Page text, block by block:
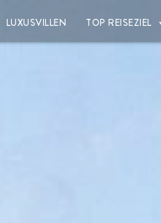
LUXUSVILLEN TOP REISEZIEL